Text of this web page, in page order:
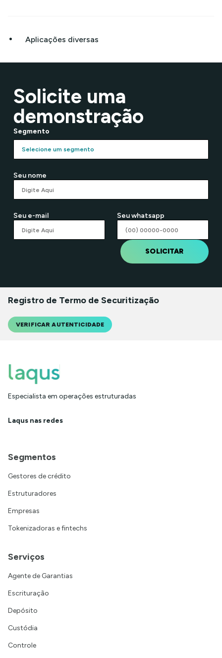
• Aplicações diversas
Solicite uma
demonstração
Segmento
Seu nome
Seu e-mail Seu whatsapp
SOLICITAR
Registro de Termo de Securitização
VERIFICAR AUTENTICIDADE
Especialista em operações estruturadas
Laqus nas redes
Segmentos
Gestores de crédito
Estruturadores
Empresas
Tokenizadoras e fintechs
Serviços
Agente de Garantias
Escrituração
Depósito
Custódia
Controle